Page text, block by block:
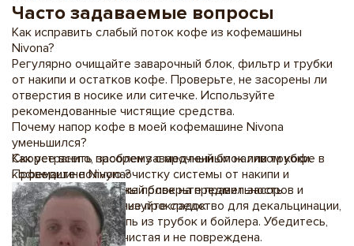
Часто задаваемые вопросы
Как исправить слабый поток кофе из кофемашины
Nivona?
Регулярно очищайте заварочный блок, фильтр и трубки
от накипи и остатков кофе. Проверьте, не засорены ли
отверстия в носике или ситечке. Используйте
рекомендованные чистящие средства.
Почему напор кофе в моей кофемашине Nivona
уменьшился?
Скорее всего, засорен заварочный блок или трубки.
Проведите полную очистку системы от накипи и
остатков кофе. Также проверьте правильность
установки и состояние прокладок.
Как устранить проблему с медленным наливом кофе в
кофемашине Nivona?
Проверьте заварочный блок на предмет засоров и
очистите его. Используйте средство для декальцинации,
чтобы удалить накипь из трубок и бойлера. Убедитесь,
что сетка фильтра чистая и не повреждена.